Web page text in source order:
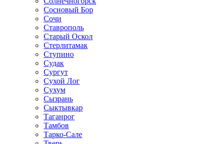
Сосновый Бор
Сочи
Ставрополь
Старый Оскол
Стерлитамак
Ступино
Судак
Сургут
Сухой Лог
Сухум
Сызрань
Сыктывкар
Таганрог
Тамбов
Тарко-Сале